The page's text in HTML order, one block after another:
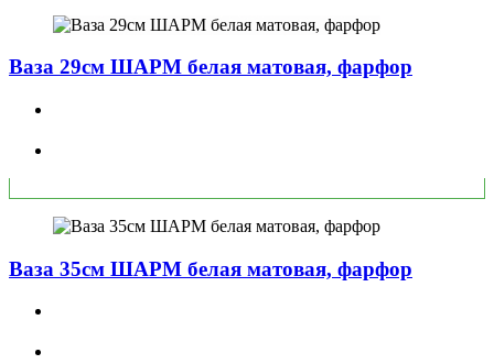
Ваза 29см ШАРМ белая матовая, фарфор
Ваза 35см ШАРМ белая матовая, фарфор